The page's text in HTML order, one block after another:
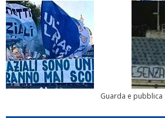
Guarda e pubblica